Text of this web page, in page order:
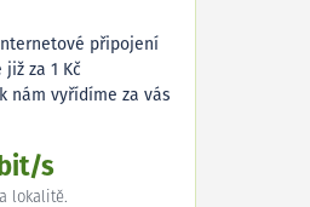
připojení
již za 1 Kč
nám vyřídíme za vás
s
lokalitě.